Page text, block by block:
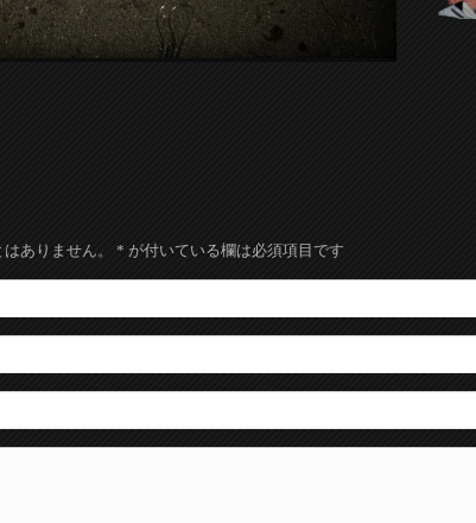
ありません。 * が付いている欄は必須項目です